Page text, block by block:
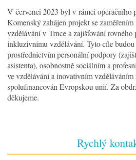
V červenci 2023 byl v rámci operačního
Komenský zahájen projekt se
vzdělávání v Trnce a zajišťování
inkluzivnímu vzdělávání. Tyto cíle
prostřednictvím personální podpory
asistenta), osobnostně sociálním a
ve vzdělávání a inovativním
spolufinancován Evropskou unií. Za
děkujeme.
Rychlý